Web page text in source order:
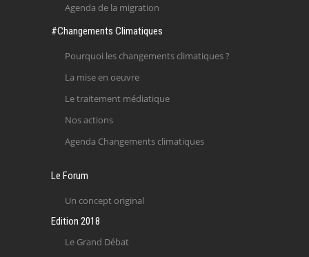
Agenda de la migration
#Changements Climatiques
Pourquoi les changements climatiques ?
La mise en oeuvre
Le traitement médiatique
Nos actions
Agenda Changements climatiques
Le Forum
Un concept original
Edition 2018
Le Grand Débat